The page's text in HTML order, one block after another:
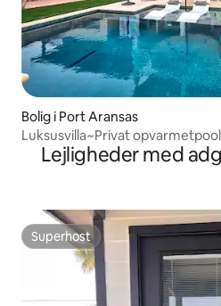
Bolig i Port Aransas
Luksusvilla~Privat
Lejligheder med
Superhost
Superhost